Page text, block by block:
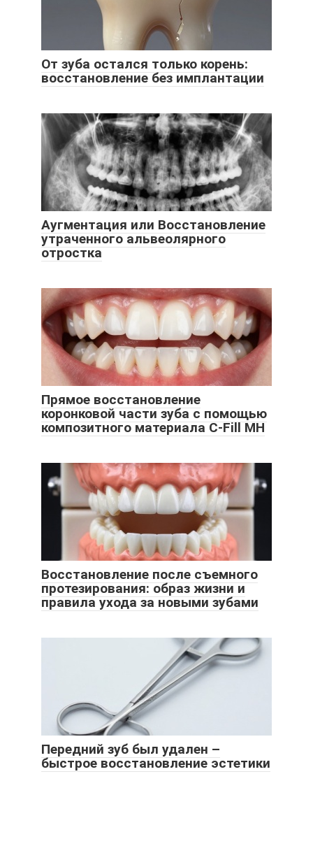
От зуба остался только корень:
восстановление без имплантации
Аугментация или Восстановление
утраченного альвеолярного
отростка
Прямое восстановление
коронковой части зуба с помощью
композитного материала C-Fill MH
Восстановление после съемного
протезирования: образ жизни и
правила ухода за новыми зубами
Передний зуб был удален –
быстрое восстановление эстетики